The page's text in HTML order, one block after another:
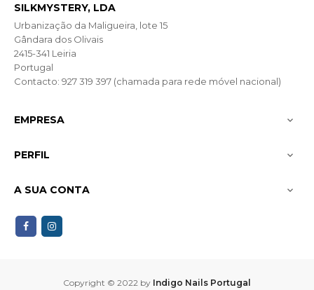
SILKMYSTERY, LDA
Urbanização da Maligueira, lote 15
Gândara dos Olivais
2415-341 Leiria
Portugal
Contacto: 927 319 397 (chamada para rede móvel nacional)
EMPRESA 
PERFIL 
A SUA CONTA 
Copyright © 2022 by Indigo Nails Portugal